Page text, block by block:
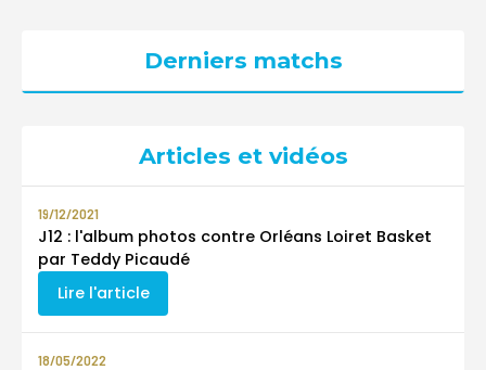
Derniers matchs
Articles et vidéos
19/12/2021
J12 : l'album photos contre Orléans Loiret Basket
par Teddy Picaudé
Lire l'article
18/05/2022